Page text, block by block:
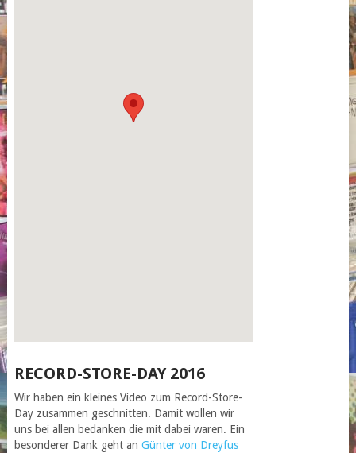
RECORD-STORE-DAY 2016
Wir haben ein kleines Video zum Record-Store-
Day zusammen geschnitten. Damit wollen wir
uns bei allen bedanken die mit dabei waren. Ein
besonderer Dank geht an Günter von Dreyfus